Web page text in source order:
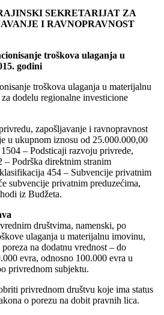
SEKRETARIJAT ZA
I RAVNOPRAVNOST
troškova ulaganja u
godini
troškova ulaganja u materijalnu
dodelu regionalne investicione
zapošljavanje i ravnopravnost
u ukupnom iznosu od 25.000.000,00
– Podsticaji razvoju privrede,
– Podrška direktnim stranim
454 – Subvencije privatnim
subvencije privatnim preduzećima,
iz Budžeta.
društvima, namenski, po
ulaganja u materijalnu imovinu,
na dodatnu vrednost – do
evra, odnosno 100.000 evra u
privrednom subjektu.
privrednom društvu koje ima status
o porezu na dobit pravnih lica.